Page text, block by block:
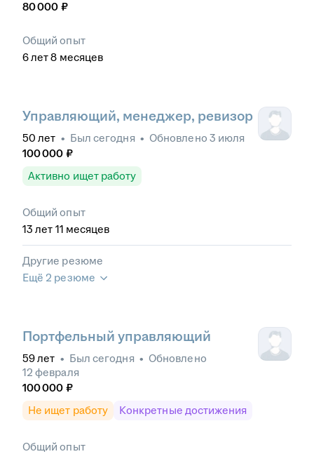
80 000 ₽
Общий опыт
6лет 8 месяцев
Управляющий, менеджер, ревизор
50 лет • Был сегодня • Обновлено 3 июля
100 000 ₽
Активно ищет работу
Общий опыт
13 лет 11 месяцев
Другие резюме
Ещё 2 резюме
Портфельный управляющий
59лет • Был сегодня • Обновлено
12 февраля
100 000 ₽
Не ищет работу
Конкретные достижения
Общий опыт